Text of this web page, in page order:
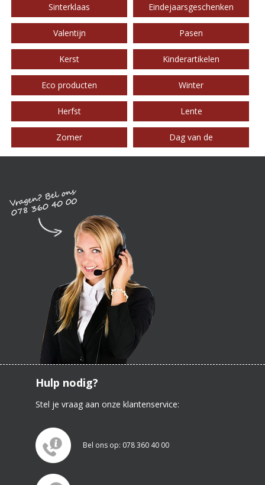
Sinterklaas Eindejaarsgeschenken
Valentijn Pasen
Kerst Kinderartikelen
Eco producten Winter
Herfst Lente
Zomer Dag van de
Hulp nodig?
Stel je vraag aan onze klantenservice:
Bel ons op: 078 360 40 00